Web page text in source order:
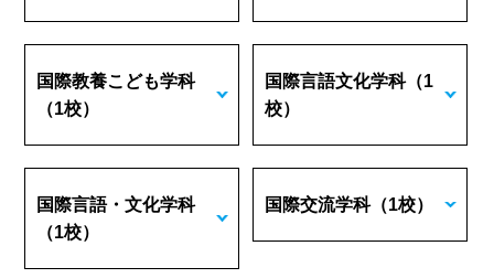
国際教養こども学科
（1校）
国際言語文化学科（1
校）
国際言語・文化学科
（1校）
国際交流学科（1校）